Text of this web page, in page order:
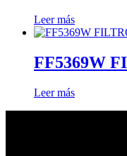
Leer más
FF5369W
Leer más